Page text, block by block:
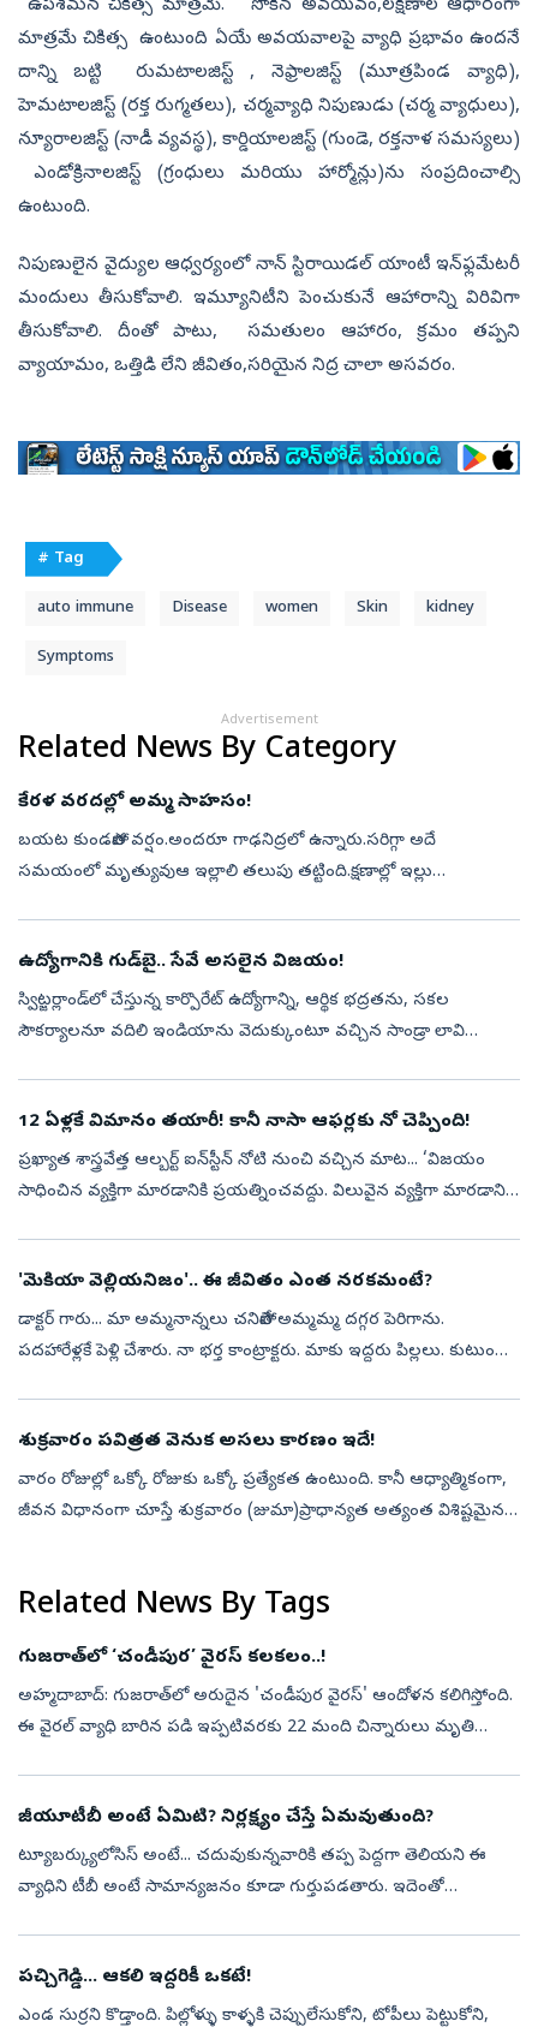
ఉపశమన చికిత్స మాత్రమే. సోకిన అవయవం,ల‌క్ష‌ణాల‌ ఆధారంగా
మాత్ర‌మే చికిత్స ఉంటుంది ఏయే అవ‌య‌వాల‌పై వ్యాధి ప్ర‌భావం ఉంద‌నే
దాన్ని బ‌ట్టి రుమటాలజిస్ట్ , నెఫ్రాలజిస్ట్ (మూత్రపిండ వ్యాధి),
హెమటాలజిస్ట్ (రక్త రుగ్మతలు), చర్మవ్యాధి నిపుణుడు (చర్మ వ్యాధులు),
న్యూరాలజిస్ట్ (నాడీ వ్యవస్థ), కార్డియాలజిస్ట్ (గుండె, రక్తనాళ సమస్యలు)
ఎండోక్రినాలజిస్ట్ (గ్రంధులు మరియు హార్మోన్లు)ను సంప్రదించాల్సి
ఉంటుంది.
నిపుణులైన వైద్యుల ఆధ్వర్యంలో నాన్ స్టిరాయిడ‌ల్ యాంటీ ఇన్‌ఫ్లమేట‌రీ
మందులు తీసుకోవాలి. ఇమ్యూనిటీని పెంచుకునే ఆహారాన్ని విరివిగా
తీసుకోవాలి. దీంతో పాటు, సమతులం ఆహారం, క్రమం తప్పని
వ్యాయామం, ఒత్తిడి లేని జీవితం,సరియైన నిద్ర చాలా అసవరం.
# Tag
auto immune Disease women Skin kidney
Symptoms
Advertisement
Related News By Category
కేరళ వరదల్లో అమ్మ సాహసం!
బయట కుండపోత వర్షం.అందరూ గాఢనిద్రలో ఉన్నారు.సరిగ్గా అదే
సమయంలో మృత్యువుఆ ఇల్లాలి తలుపు తట్టింది.క్షణాల్లో ఇల్లు
ఉద్యోగానికి గుడ్‌బై.. సేవే అసలైన విజయం!
స్విట్జర్లాండ్‌లో చేస్తున్న కార్పొరేట్‌ ఉద్యోగాన్ని, ఆర్థిక భద్రతను, సకల
సౌకర్యాలనూ వదిలి ఇండియాను వెదుక్కుంటూ వచ్చిన సాండ్రా లావి
12 ఏళ్లకే విమానం తయారీ! కానీ నాసా ఆఫర్లకు నో చెప్పింది!
ప్రఖ్యాత శాస్త్రవేత్త ఆల్బర్ట్‌ ఐన్‌స్టీన్‌ నోటి నుంచి వచ్చిన మాట... ‘విజయం
సాధించిన వ్యక్తిగా మారడానికి ప్రయత్నించవద్దు. విలువైన వ్యక్తిగా మారడానికి
'మెకియా వెల్లియనిజం'.. ఈ జీవితం ఎంత నరకమంటే?
డాక్టర్‌ గారు... మా అమ్మనాన్నలు చనిపోతే అమ్మమ్మ దగ్గర పెరిగాను.
పదహారేళ్లకే పెళ్లి చేశారు. నా భర్త కాంట్రాక్టరు. మాకు ఇద్దరు పిల్లలు. కుటుంబం
శుక్రవారం పవిత్రత వెనుక అసలు కారణం ఇదే!
వారం రోజుల్లో ఒక్కో రోజుకు ఒక్కో ప్రత్యేకత ఉంటుంది. కానీ ఆధ్యాత్మికంగా,
జీవన విధానంగా చూస్తే శుక్రవారం (జుమా)ప్రాధాన్యత అత్యంత విశిష్టమైనది.
Related News By Tags
గుజరాత్‌లో ‘చండీపుర’ వైరస్ కలకలం..!
అహ్మదాబాద్: గుజరాత్‌లో అరుదైన 'చండీపుర వైరస్' ఆందోళన కలిగిస్తోంది.
ఈ వైరల్ వ్యాధి బారిన పడి ఇప్పటివరకు 22 మంది చిన్నారులు మృతి
జీయూటీబీ అంటే ఏమిటి? నిర్లక్ష్యం చేస్తే ఏమవుతుంది?
ట్యూబర్క్యులోసిస్‌ అంటే... చదువుకున్నవారికి తప్ప పెద్దగా తెలియని ఈ
వ్యాధిని టీబీ అంటే సామాన్యజనం కూడా గుర్తుపడతారు. ఇదెంతో
పచ్చిగెడ్డి... ఆకలి ఇద్దరికీ ఒకటే!
ఎండ సుర్రని కొడ్తాంది. పిల్లోళ్ళు కాళ్ళకి చెప్పులేసుకోని, టోపీలు పెట్టుకోని,